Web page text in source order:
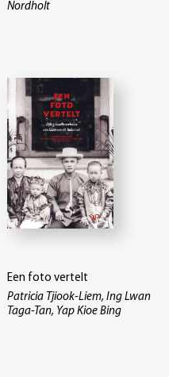
Nordholt
Een foto vertelt
Patricia Tjiook-Liem, Ing Lwan
Taga-Tan, Yap Kioe Bing